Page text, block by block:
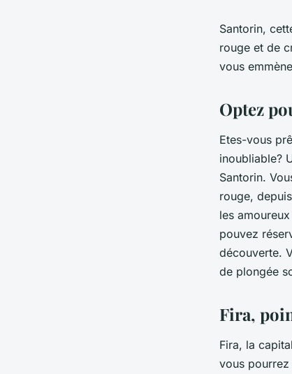
Santorin,
rouge et de
vous
Optez
Etes-vous
inoubliable?
Santorin.
rouge,
les
pouvez
découverte.
de plongée
Fira,
Fira, la
vous